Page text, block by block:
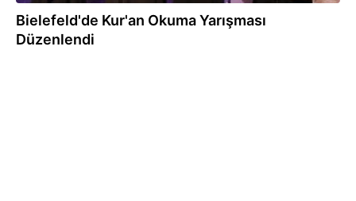
Bielefeld'de Kur'an Okuma Yarışması
Düzenlendi